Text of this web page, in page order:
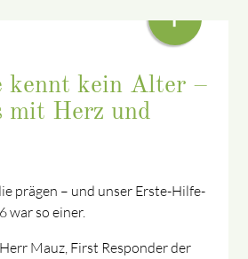
kennt kein Alter –
mit Herz und
prägen – und unser Erste-Hilfe-
war so einer.
Mauz, First Responder der
+